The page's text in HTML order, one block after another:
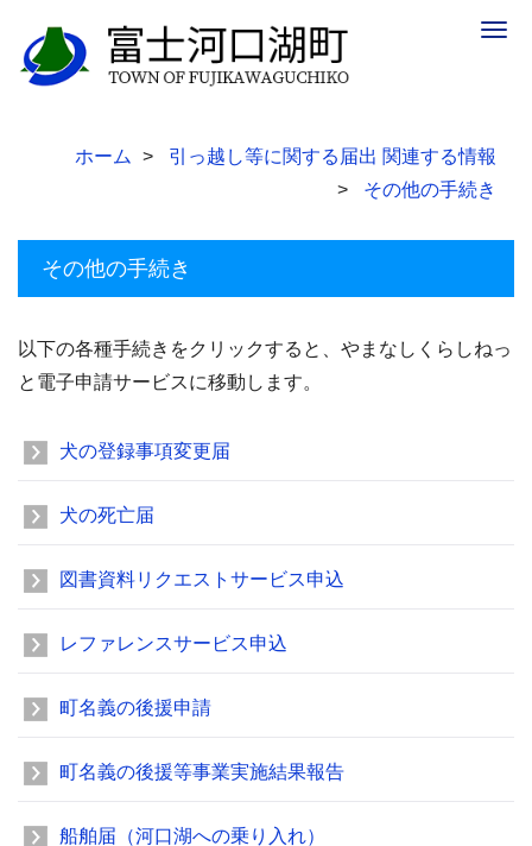
ホーム
引っ越し等に関する届出 関連する情報
その他の手続き
その他の手続き
以下の各種手続きをクリックすると、やまなしくらしねっ
と電子申請サービスに移動します。
犬の登録事項変更届
犬の死亡届
図書資料リクエストサービス申込
レファレンスサービス申込
町名義の後援申請
町名義の後援等事業実施結果報告
船舶届（河口湖への乗り入れ）